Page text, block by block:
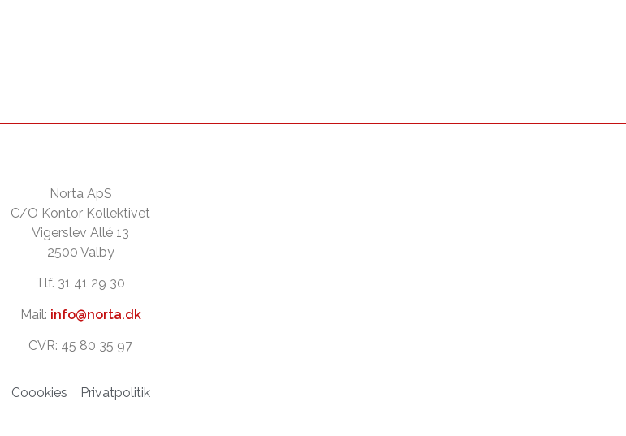
Norta ApS
C/O Kontor Kollektivet
Vigerslev Allé 13
2500 Valby
Tlf. 31 41 29 30
Mail: info@norta.dk
CVR: 45 80 35 97
Coookies Privatpolitik